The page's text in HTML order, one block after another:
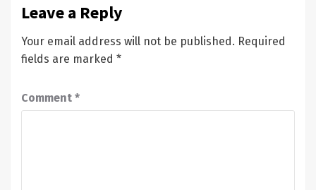
Leave a Reply
Your email address will not be published. Required
fields are marked *
Comment *